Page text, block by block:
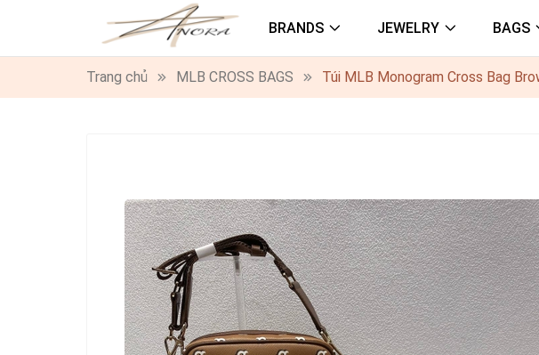
BRANDS JEWELRY BAGS
Trang chủ MLB CROSS BAGS Túi MLB Monogram Cross Bag